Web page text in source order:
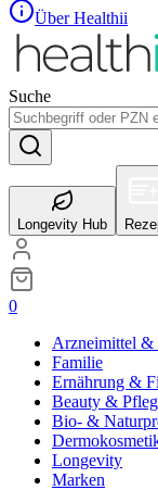
Über Healthii
Suche
Longevity Hub
0
Arzneimittel &
Familie
Ernährung &
Beauty &
Bio- &
Longevity
Marken